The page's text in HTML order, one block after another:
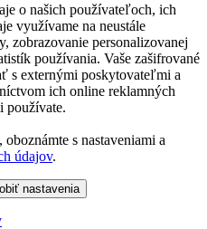
o našich používateľoch, ich
využívame na neustále
zobrazovanie personalizovanej
používania. Vaše zašifrované
s externými poskytovateľmi a
ich online reklamných
používate.
s nastaveniami a
údajov.
nastavenia